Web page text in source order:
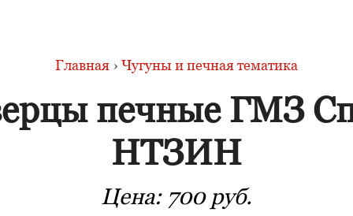
Главная › Чугуны и печная тематика
печные ГМЗ
НТЗИН
Цена: 700 руб.